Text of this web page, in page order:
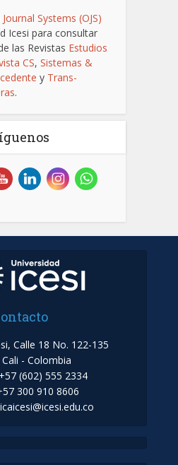
Systems (OJS)
Icesi para consultar
las Revistas Estudios
CS, Sistemas &
y Trans-
.
Calle 18 No. 122-135
- Colombia
(602) 555 2334
300 910 8606